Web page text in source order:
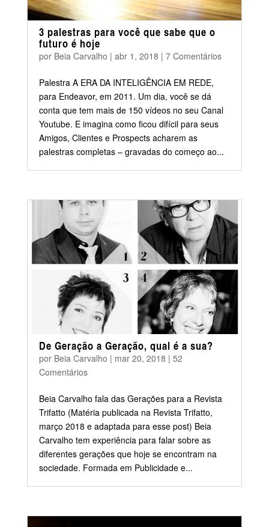
3 palestras para você que sabe que o
futuro é hoje
por Beia Carvalho | abr 1, 2018 | 7 Comentários
Palestra A ERA DA INTELIGÊNCIA EM REDE,
para Endeavor, em 2011. Um dia, você se dá
conta que tem mais de 150 vídeos no seu Canal
Youtube. E imagina como ficou difícil para seus
Amigos, Clientes e Prospects acharem as
palestras completas – gravadas do começo ao...
De Geração a Geração, qual é a sua?
por Beia Carvalho | mar 20, 2018 | 52
Comentários
Beia Carvalho fala das Gerações para a Revista
Trifatto (Matéria publicada na Revista Trifatto,
março 2018 e adaptada para esse post) Beia
Carvalho tem experiência para falar sobre as
diferentes gerações que hoje se encontram na
sociedade. Formada em Publicidade e...